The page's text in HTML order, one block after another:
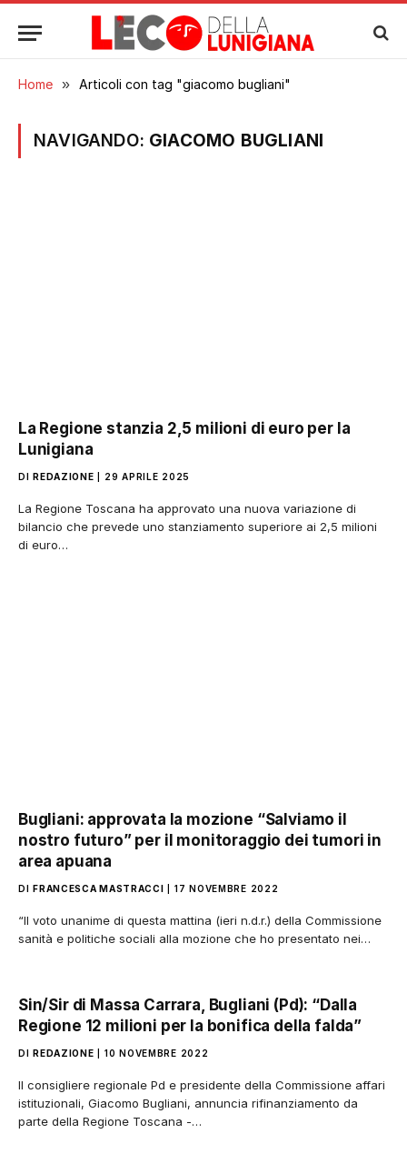
Home » Articoli con tag "giacomo bugliani"
NAVIGANDO: GIACOMO BUGLIANI
La Regione stanzia 2,5 milioni di euro per la
Lunigiana
DI REDAZIONE 29 APRILE 2025
La Regione Toscana ha approvato una nuova variazione di
bilancio che prevede uno stanziamento superiore ai 2,5 milioni
di euro…
Bugliani: approvata la mozione “Salviamo il
nostro futuro” per il monitoraggio dei tumori in
area apuana
DI FRANCESCA MASTRACCI 17 NOVEMBRE 2022
“Il voto unanime di questa mattina (ieri n.d.r.) della Commissione
sanità e politiche sociali alla mozione che ho presentato nei…
Sin/Sir di Massa Carrara, Bugliani (Pd): “Dalla
Regione 12 milioni per la bonifica della falda”
DI REDAZIONE 10 NOVEMBRE 2022
Il consigliere regionale Pd e presidente della Commissione affari
istituzionali, Giacomo Bugliani, annuncia rifinanziamento da
parte della Regione Toscana -…